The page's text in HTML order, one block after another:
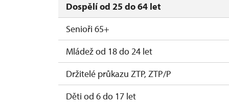
Dospělí od 25 do 64 let
Senioři 65+
Mládež od 18 do 24 let
Držitelé průkazu ZTP, ZTP/P
Děti od 6 do 17 let